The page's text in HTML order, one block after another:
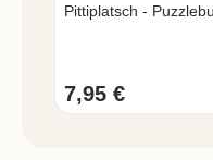
Pittiplatsch -
7,95 €